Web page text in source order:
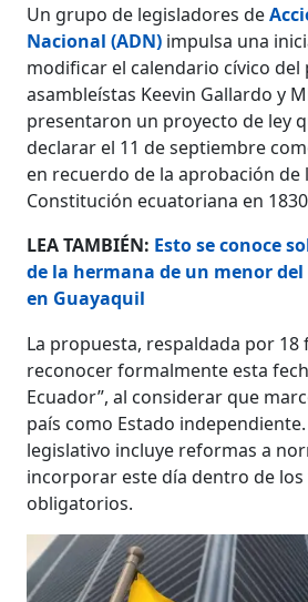
Un grupo de legisladores de
Nacional (ADN) impulsa una
modificar el calendario cívico del
asambleístas Keevin Gallardo y
presentaron un proyecto de ley
declarar el 11 de septiembre
en recuerdo de la aprobación de
Constitución ecuatoriana en
LEA TAMBIÉN: Esto se conoce
de la hermana de un menor
en Guayaquil
La propuesta, respaldada por 18
reconocer formalmente esta
Ecuador”, al considerar que
país como Estado
legislativo incluye reformas a
incorporar este día dentro de
obligatorios.